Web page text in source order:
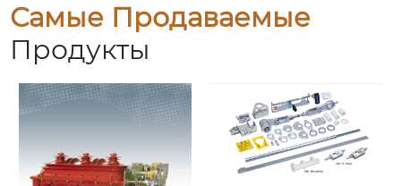
Самые Продаваемые
Продукты